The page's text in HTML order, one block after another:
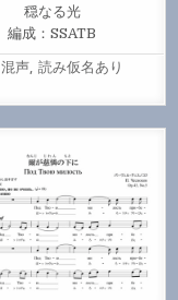
穏なる光
編成：SSATB
Tagged
混声, 読み仮名あり